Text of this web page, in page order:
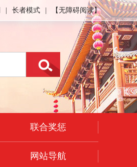
长者模式 【无障碍阅读】
联合奖惩
网站导航